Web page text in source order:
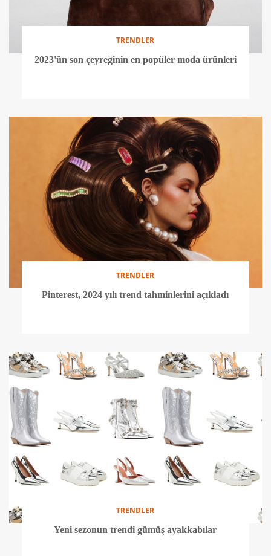
TRENDLER
2023'ün son çeyreğinin en popüler moda ürünleri
TRENDLER
Pinterest, 2024 yılı trend tahminlerini açıkladı
TRENDLER
Yeni sezonun trendi gümüş ayakkabılar